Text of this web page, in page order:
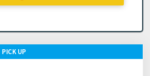
のとします。また日程を変
みを取り消す場合は前条の
代金の全額をお支払いい
PICKUP